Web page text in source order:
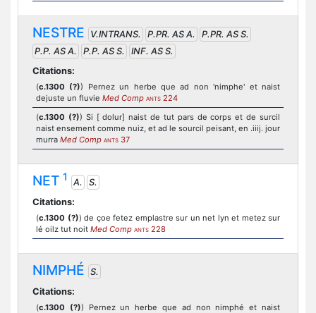
NESTRE V.INTRANS. P.PR. AS A.
P.PR. AS S.
P.P. AS A.
P.P. AS S.
INF. AS S.
Citations:
(c.1300 (?)) Pernez un herbe que ad non 'nimphe' et naist
dejuste un fluvie Med Comp ANTS 224
(c.1300 (?)) Si [ dolur] naist de tut pars de corps et de surcil
naist ensement comme nuiz, et ad le sourcil peisant, en .iiij. jour
murra Med Comp ANTS 37
NET 1 A.
S.
Citations:
(c.1300 (?)) de çoe fetez emplastre sur un net lyn et metez sur
lé oilz tut noit Med Comp ANTS 228
NIMPHÉ S.
Citations:
(c.1300 (?)) Pernez un herbe que ad non nimphé et naist